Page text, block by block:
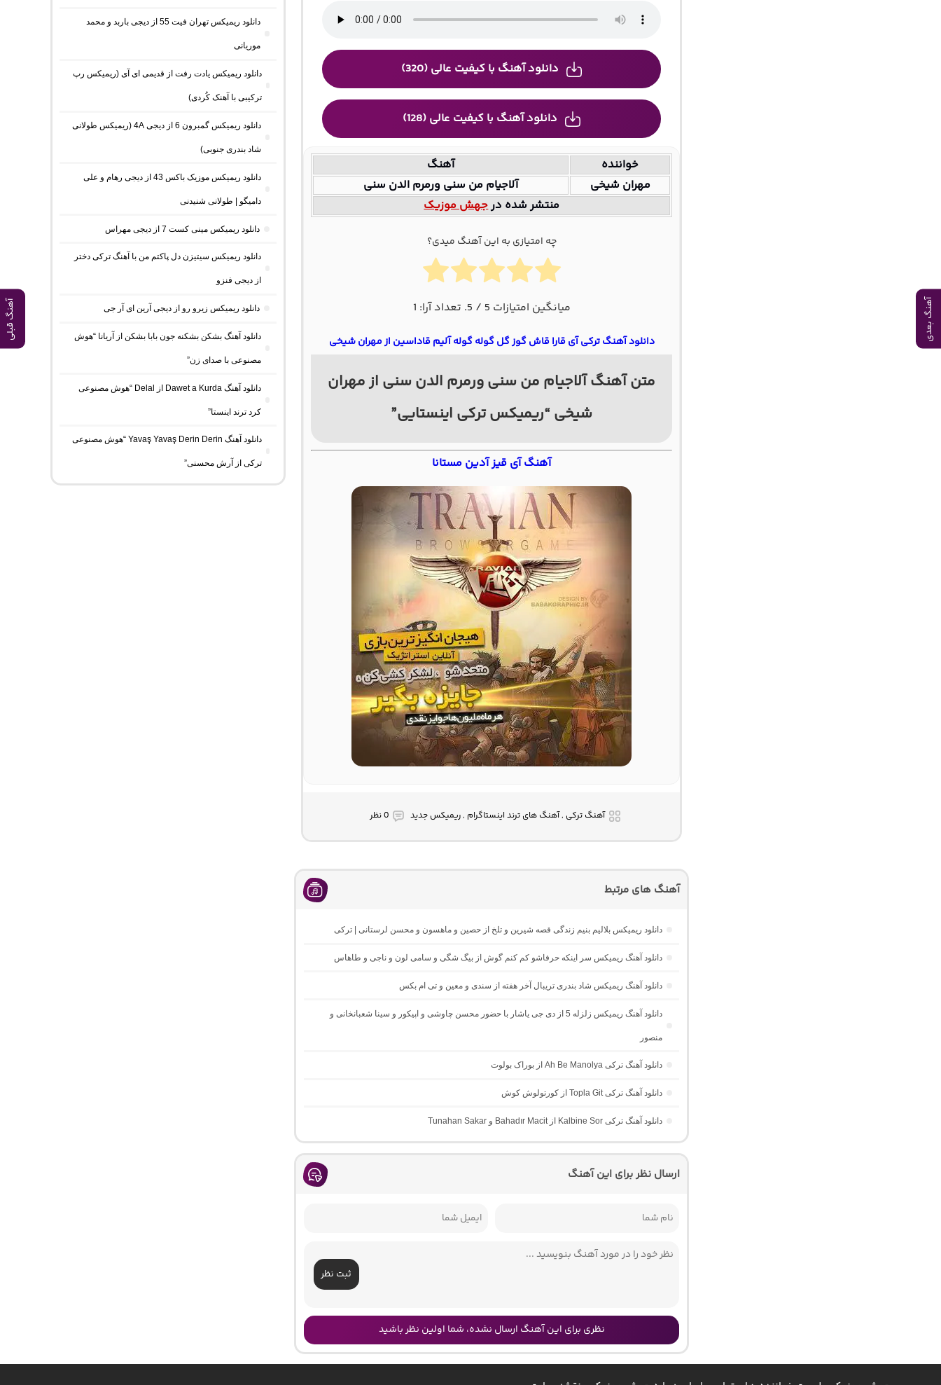
آهنگ بعدی آهنگ قبلی
دانلود آهنگ با کیفیت عالی (320)
دانلود آهنگ با کیفیت عالی (128)
خواننده
آهنگ
مهران شیخی
آلاجیام من سنی ورمرم الدن سنی
منتشر شده درجهش موزیک
چه امتیازی به این آهنگ میدی؟
میانگین امتیازات 5 / 5. تعداد آرا: 1
دانلود آهنگ ترکی آی قارا قاش گوز گل گوله گوله آلیم قاداسین از مهران شیخی
متن آهنگ آلاجیام من سنی ورمرم الدن سنی از مهران
شیخی “ریمیکس ترکی اینستایی”
آهنگ آی قیز آدین مستانا
آهنگ ترکی , آهنگ های ترند اینستاگرام , ریمیکس جدید 0 نظر
آهنگ های مرتبط
دانلود ریمیکس بلالیم بنیم زندگی قصه شیرین و تلخ از حصین و ماهسون و محسن لرستانی | ترکی
دانلود آهنگ ریمیکس سر اینکه حرفاشو کم کنم گوش از بیگ شگی و سامی لون و ناجی و طاهاس
دانلود آهنگ ریمیکس شاد بندری تریبال آخر هفته از سندی و معین و تی ام بکس
دانلود آهنگ ریمیکس زلزله 5 از دی جی یاشار با حضور محسن چاوشی و اپیکور و سینا شعبانخانی و
منصور
دانلود آهنگ ترکی Ah Be Manolya از بوراک بولوت
دانلود آهنگ ترکی Topla Git از کورتولوش کوش
دانلود آهنگ ترکی Kalbine Sor از Bahadır Macit و Tunahan Sakar
ارسال نظر برای این آهنگ
ثبت نظر
نظری برای این آهنگ ارسال نشده، شما اولین نظر باشید
دانلود ریمیکس تهران فیت 55 از دیجی باربد و محمد
موریانی
دانلود ریمیکس یادت رفت از قدیمی ای آی (ریمیکس رپ
ترکیبی با آهنک کُردی)
دانلود ریمیکس گمبرون 6 از دیجی 4A (ریمیکس طولانی
شاد بندری جنوبی)
دانلود ریمیکس موزیک باکس 43 از دیجی رهام و علی
دامیگو | طولانی شنیدنی
دانلود ریمیکس مینی کست 7 از دیجی مهراس
دانلود ریمیکس سیتیزن دل پاکتم من با آهنگ ترکی دختر
از دیجی فنزو
دانلود ریمیکس زیرو رو از دیجی آرین ای آر جی
دانلود آهنگ بشکن بشکنه جون بابا بشکن از آریانا “هوش
مصنوعی با صدای زن”
دانلود آهنگ Dawet a Kurda از Delal “هوش مصنوعی
کرد ترند اینستا”
دانلود آهنگ Yavaş Yavaş Derin Derin “هوش مصنوعی
ترکی از آرش محسنی”